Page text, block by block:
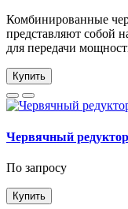
Комбинированные
представляют собой
для передачи
Купить
Червячный
По запросу
Купить